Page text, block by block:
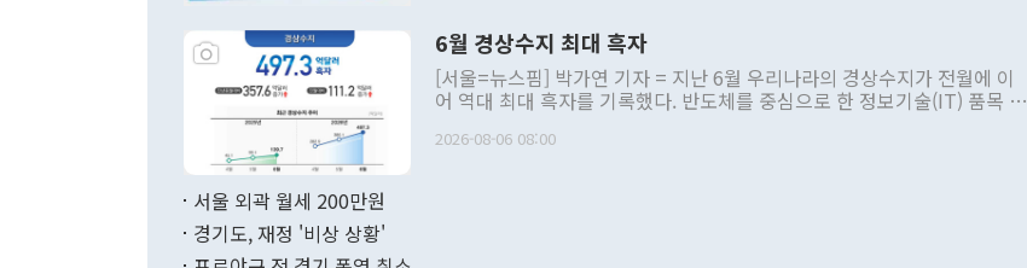
주의적 희망에 근거한 비현실적 구상'이라는 비판을 내놨다. 그동안 정 장
관의 대북 정책 관련 발언이 물의를 빚은 적은 여러 번 있지만 대통령과 유
관 부처 장관이 공개적으로 부정적 입장을 표명한 것은 이례적이다. 정 장
관의 무리한 대북 접근법과 월권을 제어해야 한다는 목소리도 높아지고 있
다. [정동영 통일부 장관이 지난달 23일 오후 서울 종로구 정부서울청사에
6월 경상수지 최대 흑자
[서울=뉴스핌] 박가연 기자 = 지난 6월 우리나라의 경상수지가 전월에 이
어 역대 최대 흑자를 기록했다. 반도체를 중심으로 한 정보기술(IT) 품목 수
료=한국은행] 한국은행이 6일 발표한 '2026년 6월 국제수지(잠정)'에 따르
2026-08-06 08:00
서울 외곽 월세 200만원
경기도, 재정 '비상 상황'